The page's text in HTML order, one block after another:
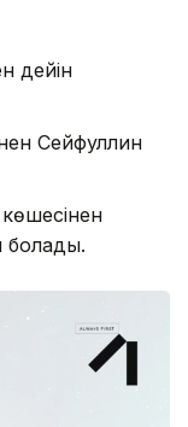
дейін
Сейфуллин
болады.